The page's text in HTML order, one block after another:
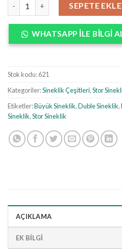
SEPETE EKLE
WHATSAPP ILE BILGI
Stok kodu:621
Kategoriler:Sineklik Çeşitleri,Stor
Etiketler:Büyük Sineklik,Duble Sineklik,
Sineklik,Stor Sineklik
AÇIKLAMA
EK BILGI